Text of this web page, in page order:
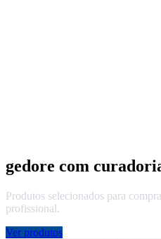
gedore com
Produtos selecionados para
profissional.
Ver produtos